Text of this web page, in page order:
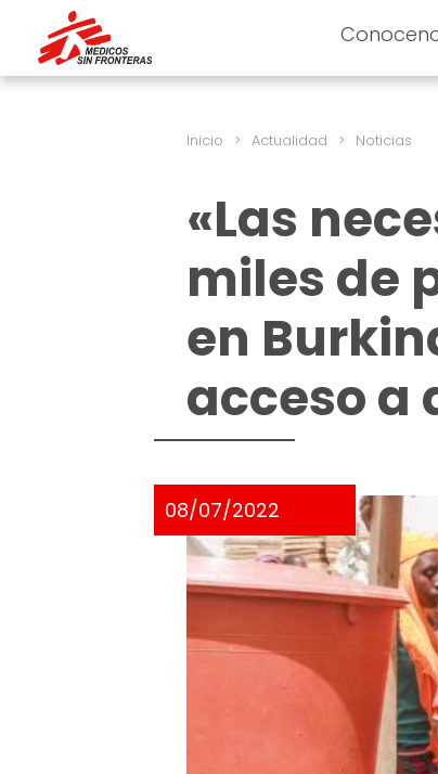
Inicio > Actualidad > Noticias
«Las
miles de
en
acceso a
08/07/2022